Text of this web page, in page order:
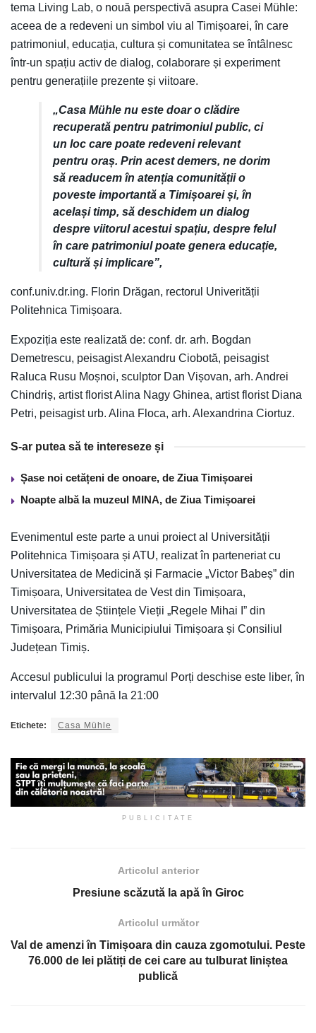
tema Living Lab, o nouă perspectivă asupra Casei Mühle:
aceea de a redeveni un simbol viu al Timișoarei, în care
patrimoniul, educația, cultura și comunitatea se întâlnesc
într-un spațiu activ de dialog, colaborare și experiment
pentru generațiile prezente și viitoare.
„Casa Mühle nu este doar o clădire
recuperată pentru patrimoniul public, ci
un loc care poate redeveni relevant
pentru oraș. Prin acest demers, ne dorim
să readucem în atenția comunității o
poveste importantă a Timișoarei și, în
același timp, să deschidem un dialog
despre viitorul acestui spațiu, despre felul
în care patrimoniul poate genera educație,
cultură și implicare”,
conf.univ.dr.ing. Florin Drăgan, rectorul Univerității
Politehnica Timișoara.
Expoziția este realizată de: conf. dr. arh. Bogdan
Demetrescu, peisagist Alexandru Ciobotă, peisagist
Raluca Rusu Moșnoi, sculptor Dan Vișovan, arh. Andrei
Chindriș, artist florist Alina Nagy Ghinea, artist florist Diana
Petri, peisagist urb. Alina Floca, arh. Alexandrina Ciortuz.
S-ar putea să te intereseze și
Șase noi cetățeni de onoare, de Ziua Timișoarei
Noapte albă la muzeul MINA, de Ziua Timișoarei
Evenimentul este parte a unui proiect al Universității
Politehnica Timișoara și ATU, realizat în parteneriat cu
Universitatea de Medicină și Farmacie „Victor Babeș” din
Timișoara, Universitatea de Vest din Timișoara,
Universitatea de Științele Vieții „Regele Mihai I” din
Timișoara, Primăria Municipiului Timișoara și Consiliul
Județean Timiș.
Accesul publicului la programul Porți deschise este liber, în
intervalul 12:30 până la 21:00
Etichete: Casa Mühle
PUBLICITATE
Articolul anterior
Presiune scăzută la apă în Giroc
Articolul următor
Val de amenzi în Timișoara din cauza zgomotului. Peste
76.000 de lei plătiți de cei care au tulburat liniștea
publică